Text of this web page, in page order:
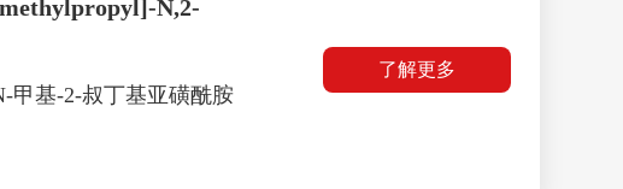
N,2-
甲基-2-叔丁基亚磺酰胺
了解更多